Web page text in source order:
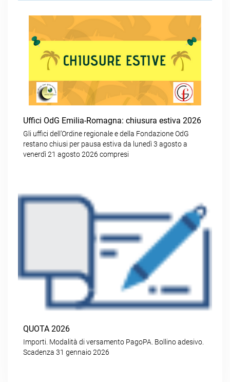
Uffici OdG Emilia-Romagna: chiusura estiva 2026
Gli uffici dell’Ordine regionale e della Fondazione OdG
restano chiusi per pausa estiva da lunedì 3 agosto a
venerdì 21 agosto 2026 compresi
QUOTA 2026
Importi. Modalità di versamento PagoPA. Bollino adesivo.
Scadenza 31 gennaio 2026